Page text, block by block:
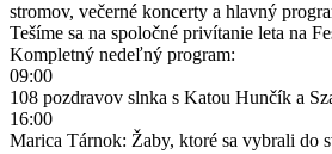
stromov, večerné koncerty a hlavný
Tešíme sa na spoločné privítanie leta na
Kompletný nedeľný program:
09:00
108 pozdravov slnka s Katou Hunčík a
16:00
Marica Tárnok: Žaby, ktoré sa vybrali do